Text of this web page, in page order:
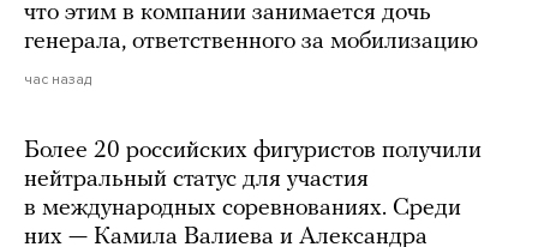
что этим в компании занимается дочь
генерала, ответственного за мобилизацию
час назад
Более 20 российских фигуристов получили
нейтральный статус для участия
в международных соревнованиях. Среди
них — Камила Валиева и Александра